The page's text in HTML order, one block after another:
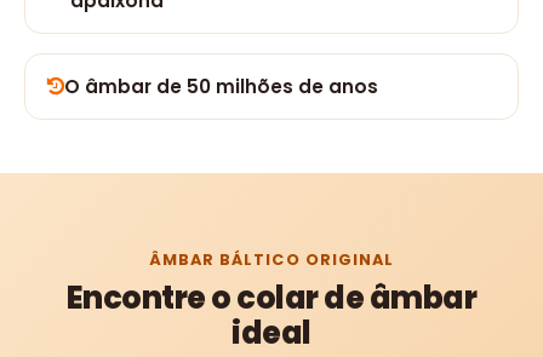
O âmbar de 50 milhões de anos
ÂMBAR BÁLTICO ORIGINAL
Encontre o colar de âmbar
ideal